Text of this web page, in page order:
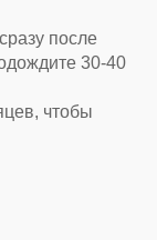
после
30-40
чтобы